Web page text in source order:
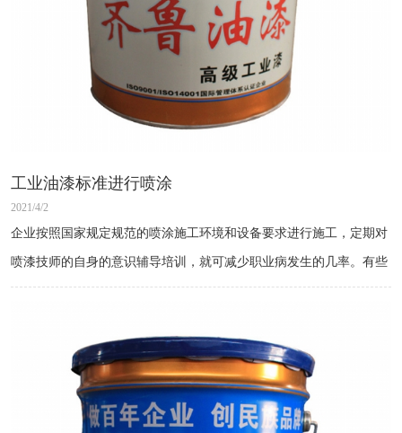
工业油漆标准进行喷涂
2021/4/2
企业按照国家规定规范的喷涂施工环境和设备要求进行施工，定期对
喷漆技师的自身的意识辅导培训，就可减少职业病发生的几率。有些
企业老板为了怕花钱忽视油漆工的健康，采取简单的预防措施，甚至
请的油漆工多是刚从农村出来的打工者，他们根本没有接受任何正规
化培训，缺乏防护意识，更容易导致中毒事件发生。